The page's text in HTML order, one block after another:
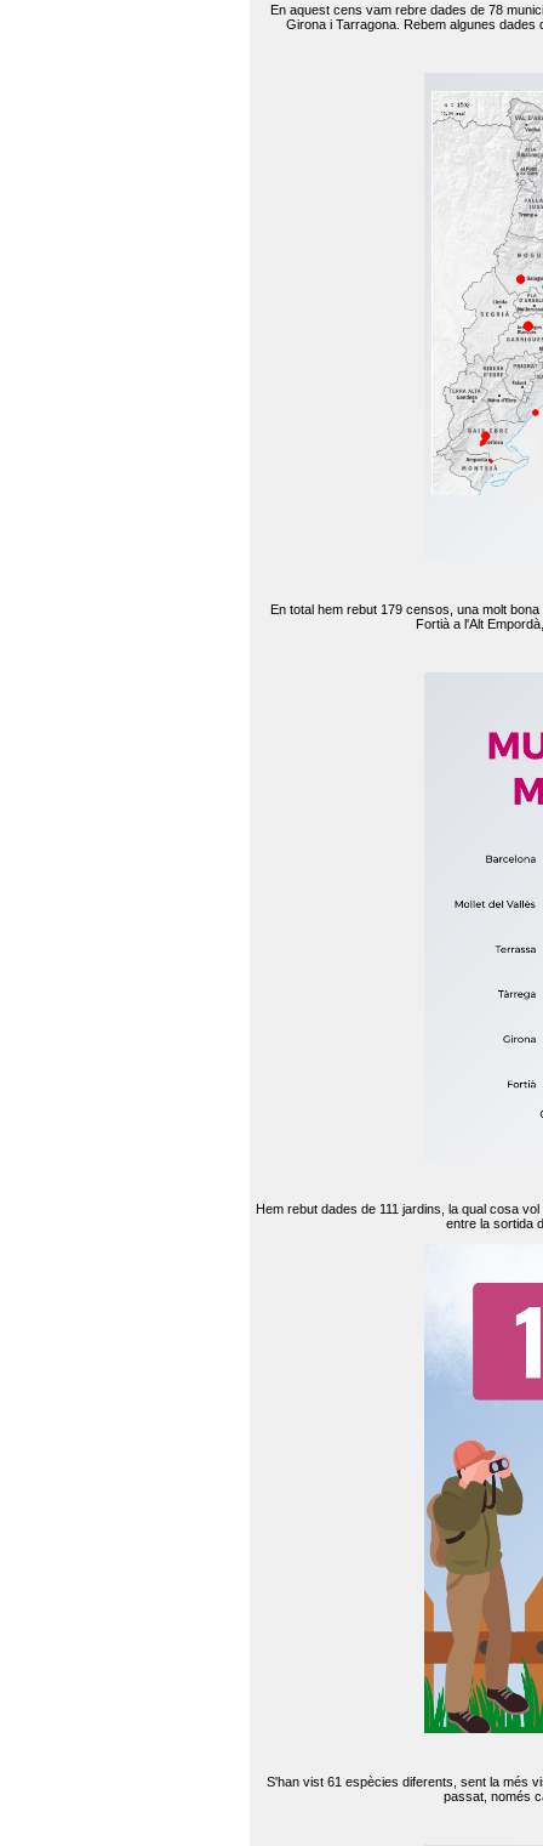
En aquest cens vam rebre dades de 78
Girona i Tarragona. Rebem algunes
En total hem rebut 179 censos, una molt
Fortià a l'Alt
Hem rebut dades de 111 jardins, la qual cosa
entre la sortida
S'han vist 61 espècies diferents, sent la més
passat, només